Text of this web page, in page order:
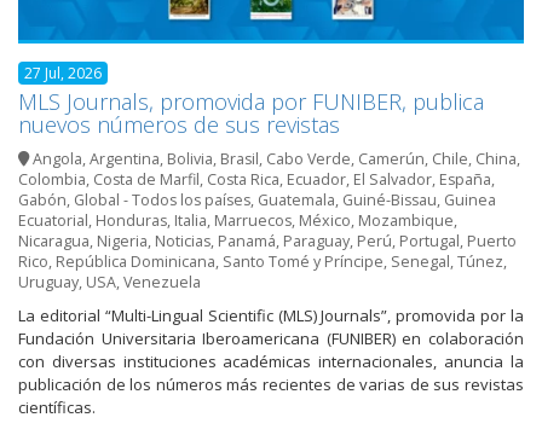
27 Jul, 2026
MLS Journals, promovida por FUNIBER, publica
nuevos números de sus revistas
Angola,Argentina, Bolivia, Brasil, Cabo Verde, Camerún, Chile, China,
Colombia, Costa de Marfil, Costa Rica, Ecuador, El Salvador, España,
Gabón, Global - Todos los países, Guatemala, Guiné-Bissau, Guinea
Ecuatorial, Honduras, Italia, Marruecos, México, Mozambique,
Nicaragua, Nigeria, Noticias, Panamá, Paraguay, Perú, Portugal, Puerto
Rico, República Dominicana, Santo Tomé y Príncipe, Senegal,Túnez,
Uruguay, USA,Venezuela
La editorial “Multi-Lingual Scientific (MLS) Journals”, promovida por la
Fundación Universitaria Iberoamericana (FUNIBER) en colaboración
con diversas instituciones académicas internacionales, anuncia la
publicación de los números más recientes de varias de sus revistas
científicas.